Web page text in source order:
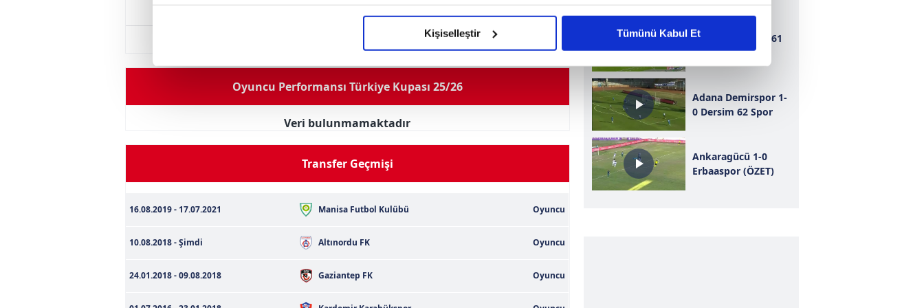
içerikleri sunabilmek adına elimizden gelen çabayı gösterdiğimizi ve bu noktada, reklamların maliyetlerimizi karşılamak
Sizlere daha iyi bir hizmet sunabilmek için İnternet Sitemizde kendimize ve üçüncü kişilere ait çerezler kullanılmaktadır. Bu
çerezler vasıtasıyla çeşitli kişisel verileriniz işlenmekte olup gerekli olan çerezler bilgi toplumu hizmetlerinin sunulması
amacıyla kullanılmaktadır. Diğer çerezler, sitemizin daha işlevsel kılınması ve kişiselleştirilmesi ve sizlere yönelik
reklam/pazarlama faaliyetlerinin yapılması, amaçlarıyla sınırlı olarak açık rızanız dahilinde kullanılacaktır.
Çerezlere ilişkin tercihlerinizi aşağıda yer alan panel vasıtasıyla belirleyebilirsiniz. Çerezlere ilişkin detaylı bilgi için Ayarlar
6698 sayılı Kişisel Verilerin Korunması Kanunu uyarınca hazırlanmış Aydınlatma Metnimizi okumak ve sitemizde ilgili
mevzuata uygun olarak kullanılan çerezlerle ilgili bilgi almak için lütfen
tıklayınız
Kişiselleştir Tümünü Kabul Et
Oyuncu Performansı Türkiye Kupası 25/26
Veri bulunmamaktadır
Transfer Geçmişi
16.08.2019 - 17.07.2021 Manisa Futbol Kulübü Oyuncu
10.08.2018 - Şimdi Altınordu FK Oyuncu
24.01.2018 - 09.08.2018 Gaziantep FK Oyuncu
Bursaspor 1-1 1461
Trabzon
Adana Demirspor 1-
0 Dersim 62 Spor
Ankaragücü 1-0
Erbaaspor (ÖZET)